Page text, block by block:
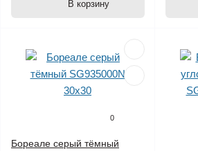
В корзину
0
Бореале серый тёмный